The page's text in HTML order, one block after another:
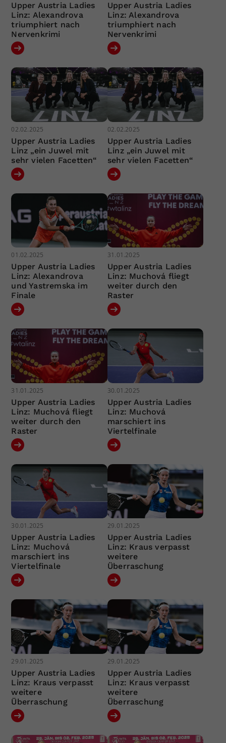
Upper Austria Ladies
Linz: Alexandrova
triumphiert nach
Nervenkrimi
Upper Austria Ladies
Linz: Alexandrova
triumphiert nach
Nervenkrimi
02.02.2025
Upper Austria Ladies
Linz „ein Juwel mit
sehr vielen Facetten“
02.02.2025
Upper Austria Ladies
Linz „ein Juwel mit
sehr vielen Facetten“
01.02.2025
Upper Austria Ladies
Linz: Alexandrova
und Yastremska im
Finale
31.01.2025
Upper Austria Ladies
Linz: Muchová fliegt
weiter durch den
Raster
31.01.2025
Upper Austria Ladies
Linz: Muchová fliegt
weiter durch den
Raster
30.01.2025
Upper Austria Ladies
Linz: Muchová
marschiert ins
Viertelfinale
30.01.2025
Upper Austria Ladies
Linz: Muchová
marschiert ins
Viertelfinale
29.01.2025
Upper Austria Ladies
Linz: Kraus verpasst
weitere
Überraschung
29.01.2025
Upper Austria Ladies
Linz: Kraus verpasst
weitere
Überraschung
29.01.2025
Upper Austria Ladies
Linz: Kraus verpasst
weitere
Überraschung